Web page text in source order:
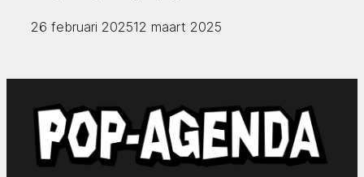
26 februari 202512 maart 2025